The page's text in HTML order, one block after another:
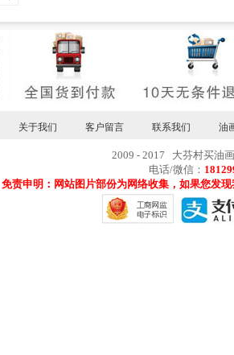
关于我们 客户留言 联系我们 油
2009 - 2017 大芬村买油
电话/微信：
免责申明：网站图片部份为网络收集，如果您发